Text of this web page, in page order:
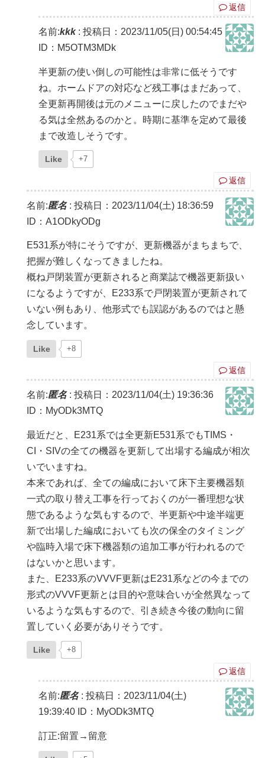
返信
名前:kkk: 投稿日：2023/11/05(日) 00:54:45
ID：M5OTM3MDk
半更新の使い倒しの可能性は非常に低そうです
ね。ホームドアの対応など残工事はまだあって、
全更新再開後は元のメニューに戻したのでまだや
る気は全然あるのかと。時期に基準を定めて最後
まで改造しそうです。
Like +7
返信
名前:匿名: 投稿日：2023/11/04(土) 18:36:59
ID：A1ODkyODg
E531系が特にそうですが、更新機器がまちまちで、
把握が難しくなってきましたね。
概ね戸閉装置が更新されると商業誌で機器更新扱い
になるようですが、E233系で戸閉装置が更新されて
いない例もあり、他形式でも誤認があるのではと懸
念しています。
Like +8
返信
名前:匿名: 投稿日：2023/11/04(土) 19:36:36
ID：MyODk3MTQ
最近だと、E231系では全更新E531系でもTIMS・
CI・SIVの全ての機器を更新して出場する編成が相次
いでいますね。
本来であれば、全ての編成において床下主要機器類
一式の取り替え工事を行っておくのが一番理想な状
態であるような気もするので、半更新や中途半端更
新で出場した編成においても次の保全のタイミング
や臨時入場で床下機器類の追加工事が行われるので
はないかと思います。
また、E233系のVVVF更新はE231系などの今までの
形式のVVVF更新とは目的や意味合いが全然異なって
いるような気もするので、引き続き今後の動向に留
置していく必要がありそうです。
Like +8
返信
名前:匿名: 投稿日：2023/11/04(土)
19:39:40 ID：MyODk3MTQ
訂正:留置→留意